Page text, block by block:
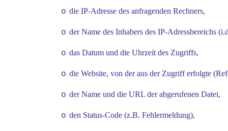
o die IP-Adresse des anfragenden Rechners,
o der Name des Inhabers des IP-Adressbereichs
o das Datum und die Uhrzeit des Zugriffs,
o die Website, von der aus der Zugriff erfolgte
o der Name und die URL der abgerufenen Datei,
o den Status-Code (z.B. Fehlermeldung),